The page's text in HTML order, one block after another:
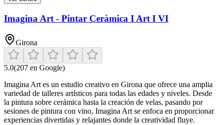
Imagina Art - Pintar Ceràmica I Art I VI
Girona
5.0(207 en Google)
Imagina Art es un estudio creativo en Girona que ofrece una amplia
variedad de talleres artísticos para todas las edades y niveles. Desde
la pintura sobre cerámica hasta la creación de velas, pasando por
sesiones de pintura con vino, Imagina Art se enfoca en proporcionar
experiencias divertidas y relajantes donde la creatividad fluye.